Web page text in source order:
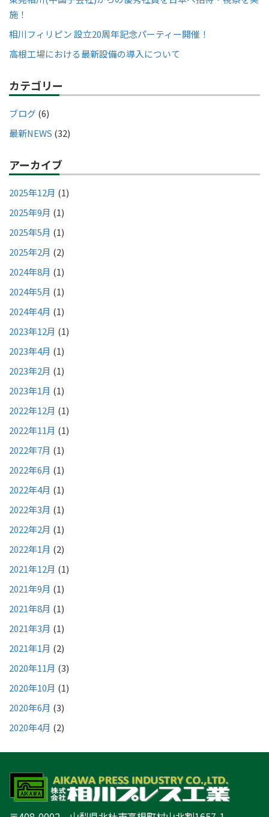
施！
相川フィリピン 設立20周年記念パーティー開催！
高根工場における最新設備の導入について
カテゴリー
ブログ (6)
最新NEWS (32)
アーカイブ
2025年12月 (1)
2025年9月 (1)
2025年5月 (1)
2025年2月 (2)
2024年8月 (1)
2024年5月 (1)
2024年4月 (1)
2023年12月 (1)
2023年4月 (1)
2023年2月 (1)
2023年1月 (1)
2022年12月 (1)
2022年11月 (1)
2022年7月 (1)
2022年6月 (1)
2022年4月 (1)
2022年3月 (1)
2022年2月 (1)
2022年1月 (2)
2021年12月 (1)
2021年9月 (1)
2021年8月 (1)
2021年3月 (1)
2021年1月 (2)
2020年11月 (3)
2020年10月 (1)
2020年6月 (3)
2020年4月 (2)